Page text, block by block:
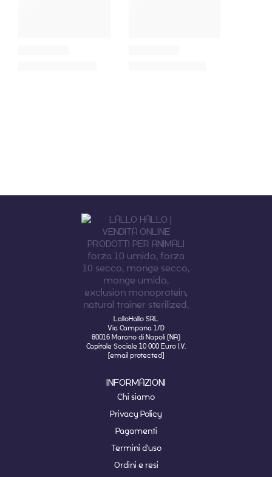
LalloHallo SRL
Via Campana 1/D
80016 Marano di Napoli (NA)
Capitale Sociale 10 000 Euro I.V.
[email protected]
INFORMAZIONI
Chi siamo
Privacy Policy
Pagamenti
Termini d'uso
Ordini e resi